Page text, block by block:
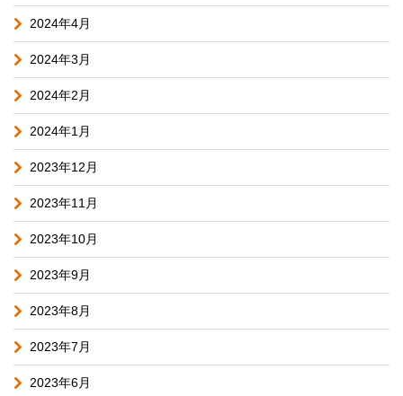
2024年4月
2024年3月
2024年2月
2024年1月
2023年12月
2023年11月
2023年10月
2023年9月
2023年8月
2023年7月
2023年6月